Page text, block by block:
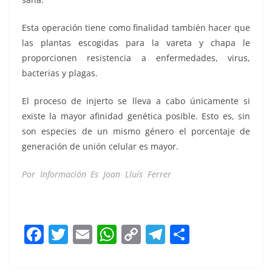
Esta operación tiene como finalidad también hacer que
las plantas escogidas para la vareta y chapa le
proporcionen resistencia a enfermedades, virus,
bacterias y plagas.
El proceso de injerto se lleva a cabo únicamente si
existe la mayor afinidad genética posible. Esto es, sin
son especies de un mismo género el porcentaje de
generación de unión celular es mayor.
Por Información Es Joan Lluís Ferrer
F T E W C T